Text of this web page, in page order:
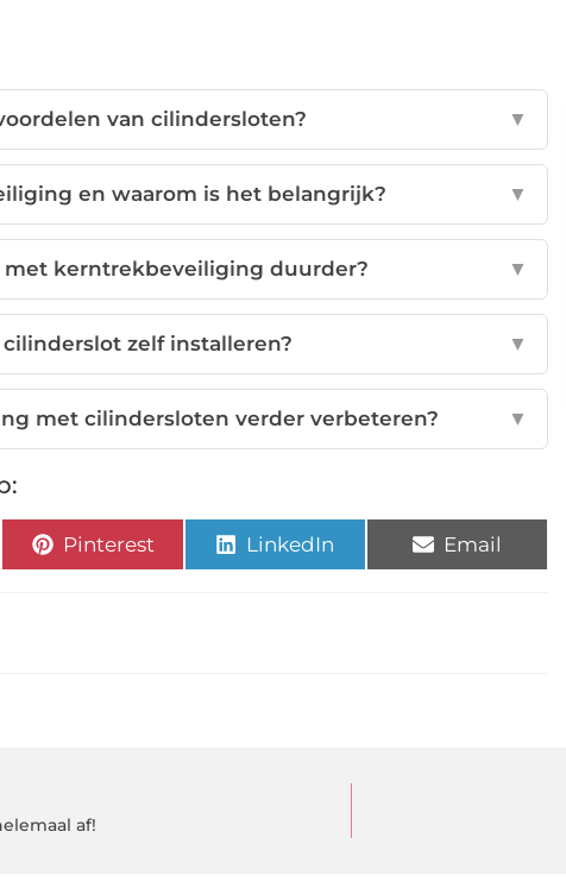
van cilindersloten? ▼
en waarom is het belangrijk? ▼
kerntrekbeveiliging duurder? ▼
zelf installeren? ▼
met cilindersloten verder verbeteren? ▼
Pinterest LinkedIn Email
af!